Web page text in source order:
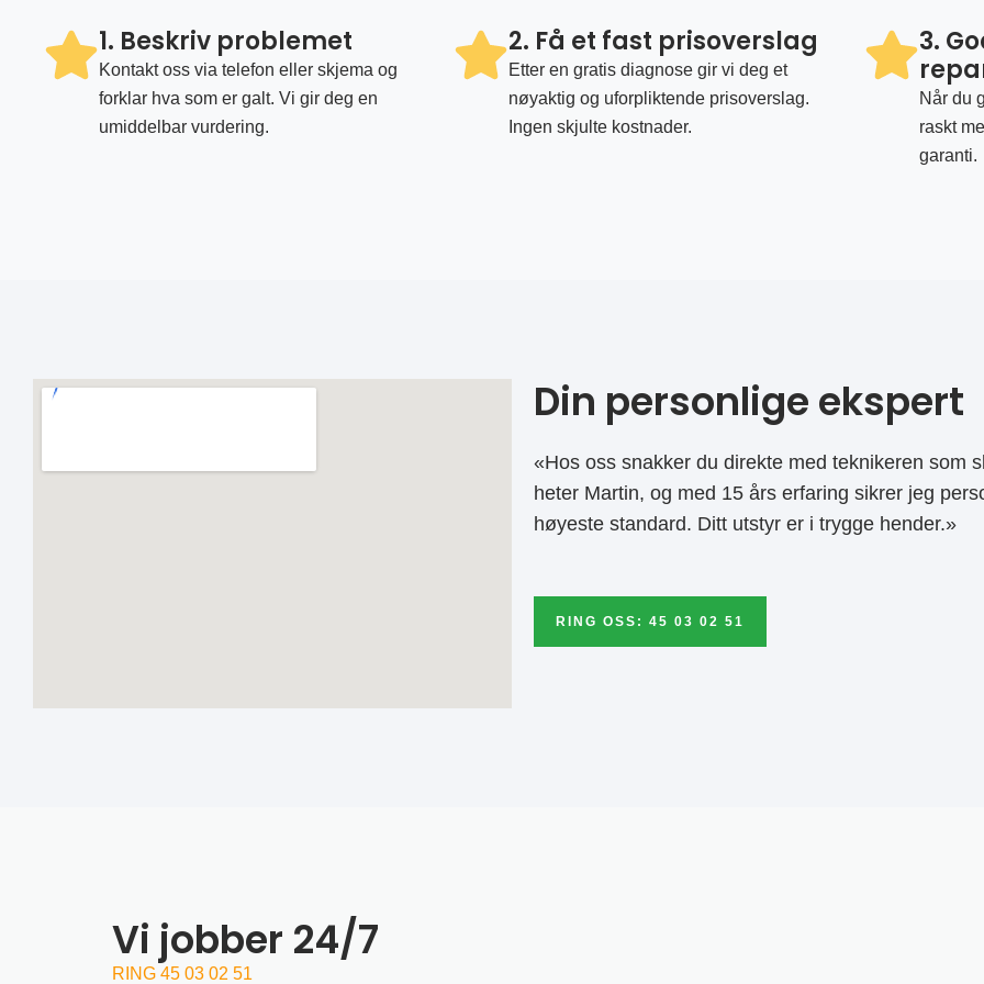
1. Beskriv problemet
Kontakt oss via telefon eller skjema og
forklar hva som er galt. Vi gir deg en
umiddelbar vurdering.
2. Få et fast prisoverslag
Etter en gratis diagnose gir vi deg et
nøyaktig og uforpliktende prisoverslag.
Ingen skjulte kostnader.
3.
Når du
raskt
garanti.
Din personlige ekspert
«Hos oss snakker du direkte med teknikeren som
heter Martin, og med 15 års erfaring sikrer jeg
høyeste standard. Ditt utstyr er i trygge hender.»
RING OSS: 45 03 02 51
Vi jobber 24/7
RING 45 03 02 51